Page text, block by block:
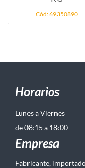
Cód: 69350890
Horarios
Lunes a Viernes
de 08:15 a 18:00
Empresa
Fabricante,